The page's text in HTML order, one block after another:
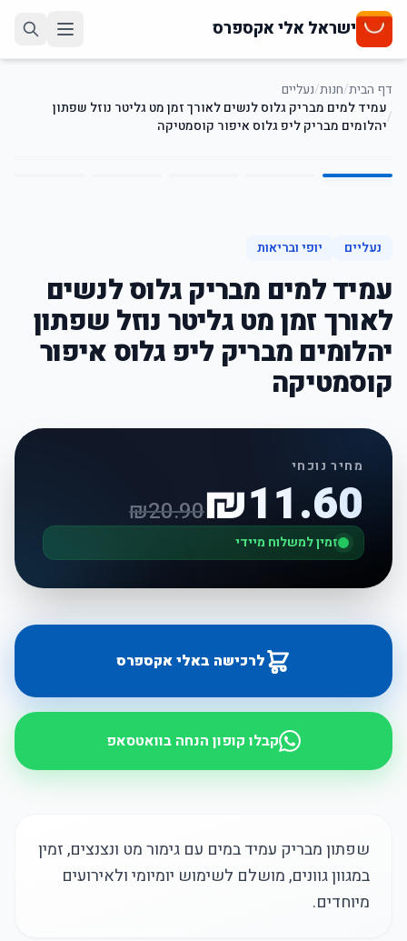
ישראל אלי אקספרס
דף הבית/חנות/נעליים
/עמיד למים מבריק גלוס לנשים לאורך זמן מט גליטר נוזל שפתון
יהלומים מבריק ליפ גלוס איפור קוסמטיקה
1
/
5
נעליים יופי ובריאות
עמיד למים מבריק גלוס לנשים
לאורך זמן מט גליטר נוזל שפתון
יהלומים מבריק ליפ גלוס איפור
קוסמטיקה
מחיר נוכחי
₪11.60
₪20.90
זמין למשלוח מיידי
לרכישה באלי אקספרס
קבלו קופון הנחה בוואטסאפ
שפתון מבריק עמיד במים עם גימור מט ונצנצים, זמין
במגוון גוונים, מושלם לשימוש יומיומי ולאירועים
מיוחדים.